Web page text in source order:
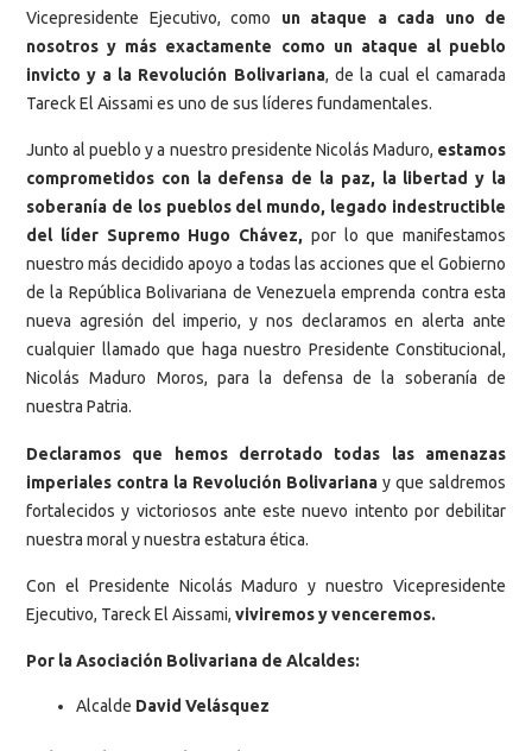
Vicepresidente Ejecutivo, como un ataque a cada uno de
nosotros y más exactamente como un ataque al pueblo
invicto y a la Revolución Bolivariana, de la cual el camarada
Tareck El Aissami es uno de sus líderes fundamentales.
Junto al pueblo y a nuestro presidente Nicolás Maduro, estamos
comprometidos con la defensa de la paz, la libertad y la
soberanía de los pueblos del mundo, legado indestructible
del líder Supremo Hugo Chávez, por lo que manifestamos
nuestro más decidido apoyo a todas las acciones que el Gobierno
de la República Bolivariana de Venezuela emprenda contra esta
nueva agresión del imperio, y nos declaramos en alerta ante
cualquier llamado que haga nuestro Presidente Constitucional,
Nicolás Maduro Moros, para la defensa de la soberanía de
nuestra Patria.
Declaramos que hemos derrotado todas las amenazas
imperiales contra la Revolución Bolivariana y que saldremos
fortalecidos y victoriosos ante este nuevo intento por debilitar
nuestra moral y nuestra estatura ética.
Con el Presidente Nicolás Maduro y nuestro Vicepresidente
Ejecutivo, Tareck El Aissami, viviremos y venceremos.
Por la Asociación Bolivariana de Alcaldes:
Alcalde David Velásquez